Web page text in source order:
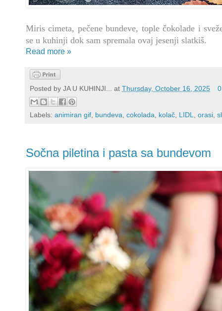
Miris cimeta, pečene bundeve, tople čokolade i
se u kuhinji dok sam spremala ovaj jesenji slatkiš.
Read more »
Posted by JA U KUHINJI... at Thursday, October 16, 2025
Labels: animiran gif bundeva cokolada kolač LIDL orasi
Sočna piletina i pasta sa bundevom